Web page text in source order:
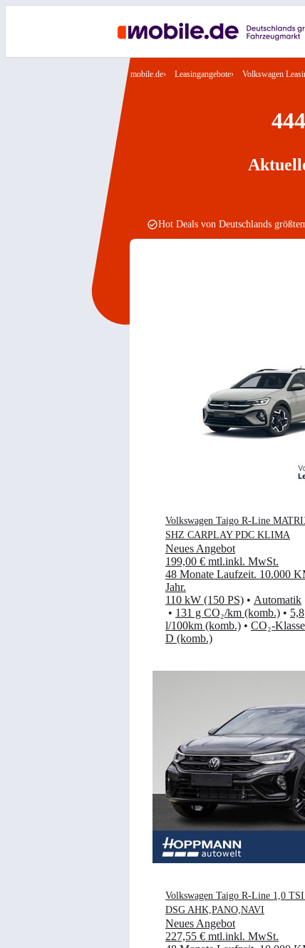
mobile.de Leasingangebote Volkswagen
Hot Deals von Deutschlands
Volkswagen Taigo R-Line
SHZ CARPLAY PDC KLIMA
Neues Angebot
199,00 € mtl.inkl. MwSt.
48 Monate Laufzeit. 10.000
Jahr.
110 kW (150 PS) • Automatik
• 131 g CO₂/km (komb.) • 5,8
l/100km (komb.) • CO₂-Klasse
D (komb.)
Volkswagen Taigo R-Line 1,0 TSI
DSG AHK,PANO,NAVI
Neues Angebot
227,55 € mtl.inkl. MwSt.